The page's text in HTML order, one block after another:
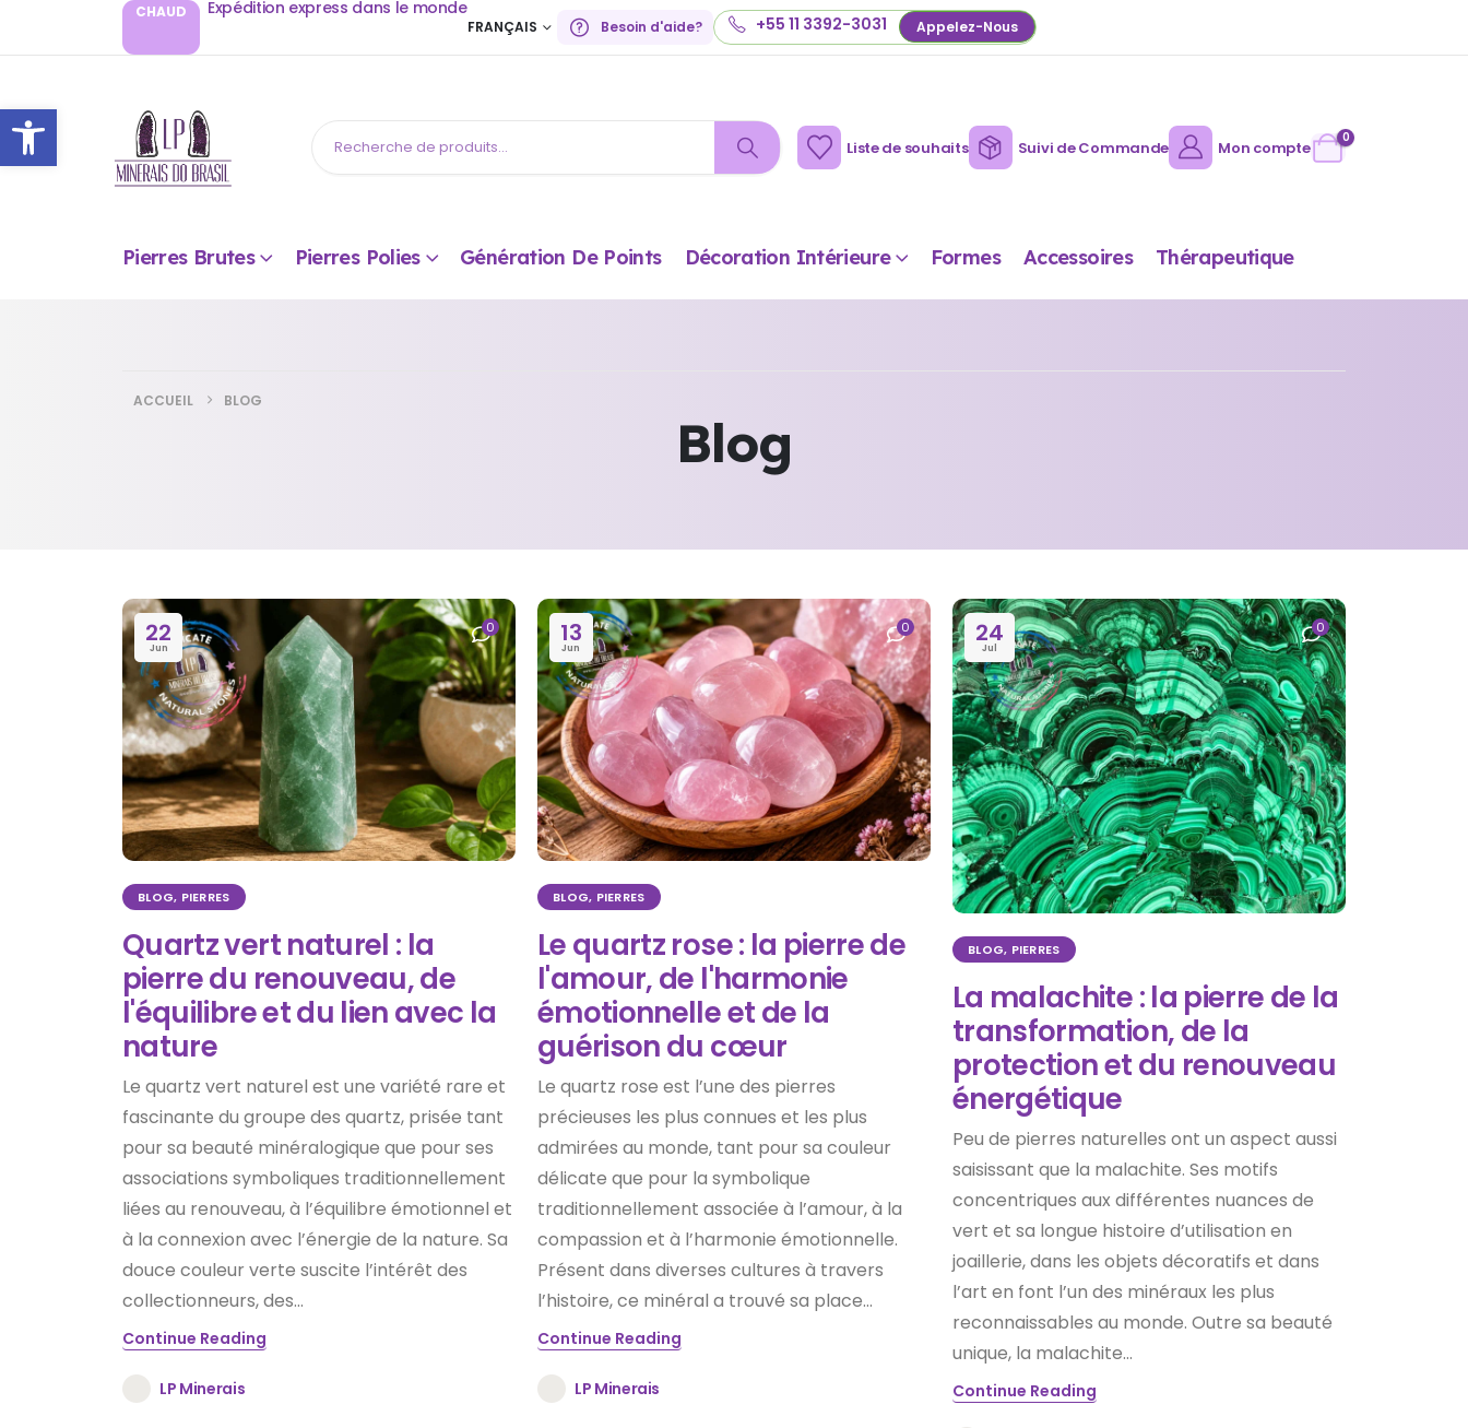
Ouvrir la barre d’outils
CHAUD Expédition express dans le monde
FRANÇAIS Besoin d'aide? +55 11 3392-3031 Appelez-Nous
Liste de souhaits Suivi de Commande Mon compte
0
Pierres Brutes Pierres Polies Génération De Points Décoration Intérieure Formes Accessoires Thérapeutique
ACCUEIL BLOG
Blog
22
Jun
0
BLOG, PIERRES
Quartz vert naturel : la
pierre du renouveau, de
l'équilibre et du lien avec la
nature
Le quartz vert naturel est une variété rare et
fascinante du groupe des quartz, prisée tant
pour sa beauté minéralogique que pour ses
associations symboliques traditionnellement
liées au renouveau, à l’équilibre émotionnel et
à la connexion avec l’énergie de la nature. Sa
douce couleur verte suscite l’intérêt des
collectionneurs, des...
Continue Reading
LP Minerais
13
Jun
0
BLOG, PIERRES
Le quartz rose : la pierre de
l'amour, de l'harmonie
émotionnelle et de la
guérison du cœur
Le quartz rose est l’une des pierres
précieuses les plus connues et les plus
admirées au monde, tant pour sa couleur
délicate que pour la symbolique
traditionnellement associée à l’amour, à la
compassion et à l’harmonie émotionnelle.
Présent dans diverses cultures à travers
l’histoire, ce minéral a trouvé sa place...
Continue Reading
LP Minerais
24
Jul
0
BLOG, PIERRES
La malachite : la pierre de la
transformation, de la
protection et du renouveau
énergétique
Peu de pierres naturelles ont un aspect aussi
saisissant que la malachite. Ses motifs
concentriques aux différentes nuances de
vert et sa longue histoire d’utilisation en
joaillerie, dans les objets décoratifs et dans
l’art en font l’un des minéraux les plus
reconnaissables au monde. Outre sa beauté
unique, la malachite...
Continue Reading